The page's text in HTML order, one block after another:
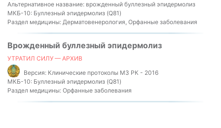
Альтернативное название: врожденный буллезный эпидермолиз
МКБ-10: Буллезный эпидермолиз (Q81)
Раздел медицины: Дерматовенерология, Орфанные заболевания
Врожденный буллезный эпидермолиз
УТРАТИЛ СИЛУ — АРХИВ
Версия: Клинические протоколы МЗ РК - 2016
МКБ-10: Буллезный эпидермолиз (Q81)
Раздел медицины: Орфанные заболевания